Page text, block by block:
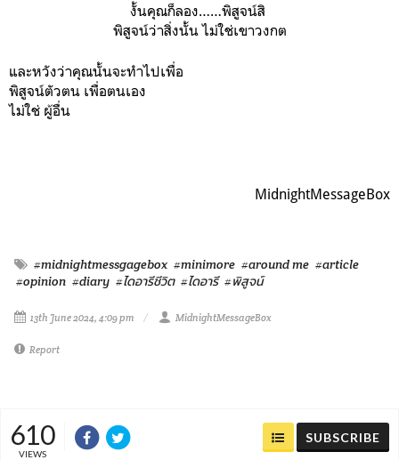
งั้นคุณก็ลอง……พิสูจน์สิ
พิสูจน์ว่าสิ่งนั้น ไม่ใช่เขาวงกต
และหวังว่าคุณนั้นจะทำไปเพื่อ
พิสูจน์ตัวตน เพื่อตนเอง
ไม่ใช่ ผู้อื่น
MidnightMessageBox
#midnightmessgagebox #minimore #around me #article
#opinion #diary #ไดอารีชีวิต #ไดอารี #พิสูจน์
13th June 2024, 4:09 pm MidnightMessageBox
Report
610
VIEWS
SUBSCRIBE